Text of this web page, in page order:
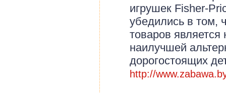
игрушек Fisher-
убедились в том,
товаров
наилучшей
дорогостоящих
http://